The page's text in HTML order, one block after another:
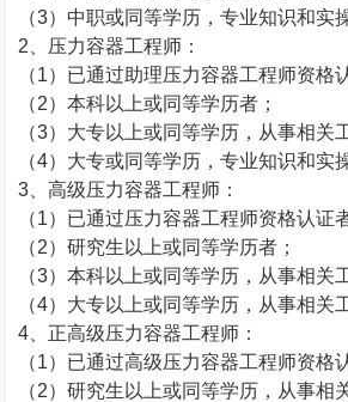
（3）中职或同等学历，专业知识和实
2 、压力容器工程师：
（1）已通过助理压力容器工程师资格
（2）本科以上或同等学历者；
（3）大专以上或同等学历，从事相关
（4）大专或同等学历，专业知识和实
3 、高级压力容器工程师：
（1）已通过压力容器工程师资格认证
（2）研究生以上或同等学历者；
（3）本科以上或同等学历，从事相关
（4）大专以上或同等学历，从事相关
4 、正高级压力容器工程师：
（1）已通过高级压力容器工程师资格
（2）研究生以上或同等学历，从事相